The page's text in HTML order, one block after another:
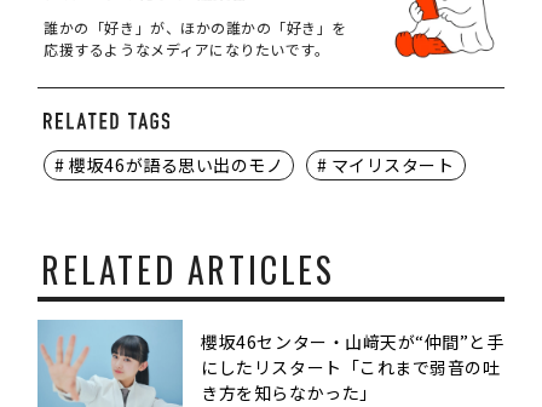
誰かの「好き」が、ほかの誰かの「好き」を
応援するようなメディアになりたいです。
# 櫻坂46が語る思い出のモノ # マイリスタート
RELATED ARTICLES
櫻坂46センター・山﨑天が“仲間”と手
にしたリスタート「これまで弱音の吐
き方を知らなかった」